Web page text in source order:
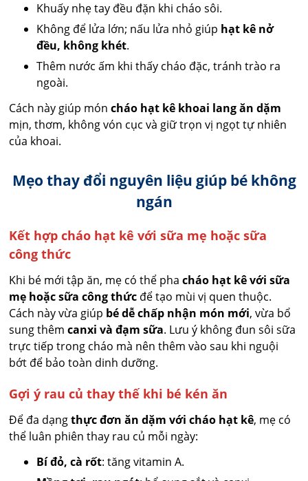
Khuấy nhẹ tay đều đặn khi cháo sôi.
Không để lửa lớn; nấu lửa nhỏ giúp hạt kê nở
đều, không khét.
Thêm nước ấm khi thấy cháo đặc, tránh trào ra
ngoài.
Cách này giúp móncháo hạt kê khoai lang ăn dặm
mịn, thơm, không vón cục và giữ trọn vị ngọt tự nhiên
của khoai.
Mẹo thay đổi nguyên liệu giúp bé không
ngán
Kết hợp cháo hạt kê với sữa mẹ hoặc sữa
công thức
Khi bé mới tập ăn, mẹ có thể phacháo hạt kê với sữa
mẹ hoặc sữa công thức để tạo mùi vị quen thuộc.
Cách này vừa giúp bé dễ chấp nhận món mới, vừa bổ
sung thêmcanxi và đạm sữa. Lưu ý không đun sôi sữa
trực tiếp trong cháo mà nên thêm vào sau khi nguội
bớt để bảo toàn dinh dưỡng.
Gợi ý rau củ thay thế khi bé kén ăn
Để đa dạngthực đơn ăn dặm với cháo hạt kê, mẹ có
thể luân phiên thay rau củ mỗi ngày:
Bí đỏ, cà rốt: tăng vitamin A.